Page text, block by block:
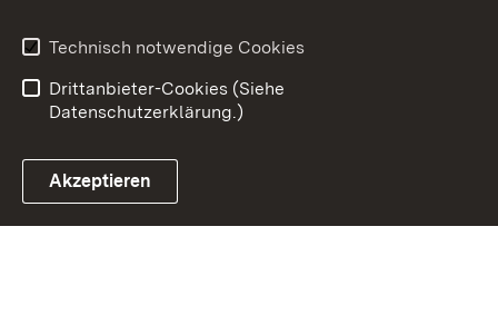
Technisch notwendige Cookies
Drittanbieter-Cookies (Siehe
Datenschutzerklärung.)
Akzeptieren